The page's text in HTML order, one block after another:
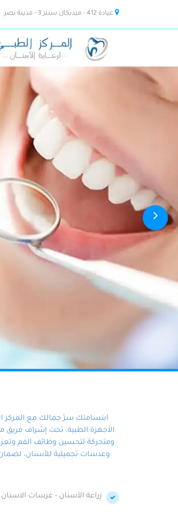
عيادة 412 - ميديكال سنتر 3 - مدينة نصر
ابتسامتك سرّ جمالك مع المركز
الأجهزة الطبية، تحت إشراف فريق
ومتحركة لتحسين وظائف الفم
وعدسات تجميلية للأسنان،
زراعة الأسنان - غرسات الاسنان